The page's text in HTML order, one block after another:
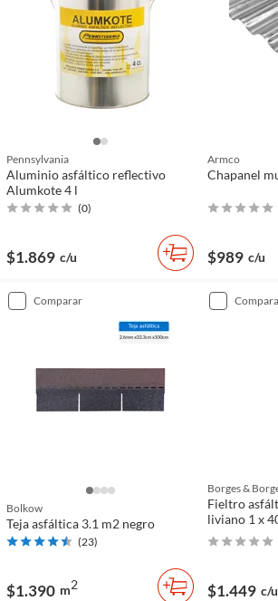
Pennsylvania
Aluminio asfáltico reflectivo
Alumkote 4 l
(0)
$1.869 c/u
Armco
Chapanel
$989 c/u
comparar
Bolkow
Teja asfáltica 3.1 m2 negro
(23)
$1.390 m2
Borges &
Fieltro
liviano 1 x
$1.449 c/u